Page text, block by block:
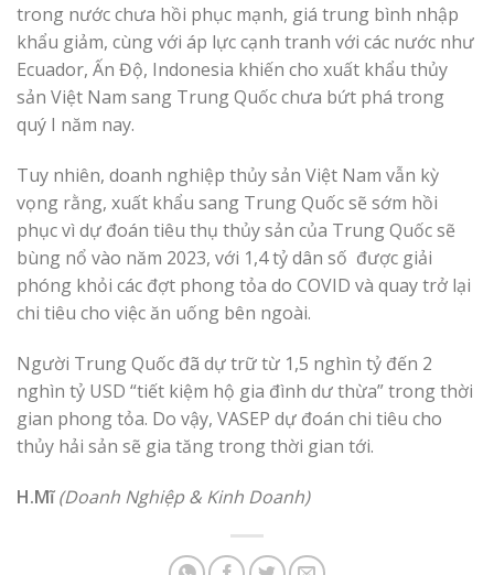
trong nước chưa hồi phục mạnh, giá trung bình nhập
khẩu giảm, cùng với áp lực cạnh tranh với các nước như
Ecuador, Ấn Độ, Indonesia khiến cho xuất khẩu thủy
sản Việt Nam sang Trung Quốc chưa bứt phá trong
quý I năm nay.
Tuy nhiên, doanh nghiệp thủy sản Việt Nam vẫn kỳ
vọng rằng, xuất khẩu sang Trung Quốc sẽ sớm hồi
phục vì dự đoán tiêu thụ thủy sản của Trung Quốc sẽ
bùng nổ vào năm 2023, với 1,4 tỷ dân số được giải
phóng khỏi các đợt phong tỏa do COVID và quay trở lại
chi tiêu cho việc ăn uống bên ngoài.
Người Trung Quốc đã dự trữ từ 1,5 nghìn tỷ đến 2
nghìn tỷ USD “tiết kiệm hộ gia đình dư thừa” trong thời
gian phong tỏa. Do vậy, VASEP dự đoán chi tiêu cho
thủy hải sản sẽ gia tăng trong thời gian tới.
H.Mĩ(Doanh Nghiệp & Kinh Doanh)